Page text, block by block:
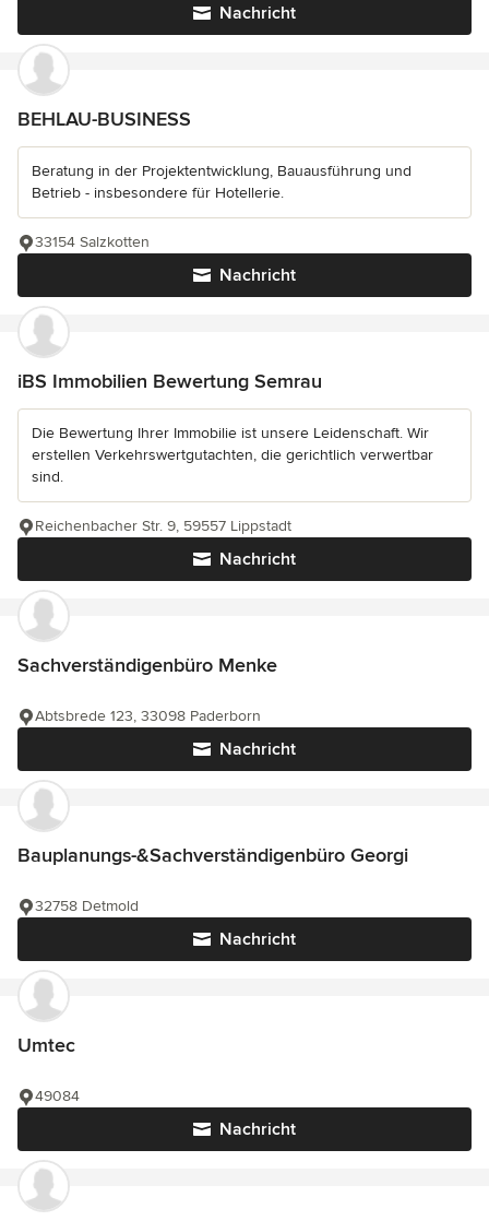
Nachricht
BEHLAU-BUSINESS
Beratung in der Projektentwicklung, Bauausführung und
Betrieb - insbesondere für Hotellerie.
Nachricht
33154 Salzkotten
iBS Immobilien Bewertung Semrau
Die Bewertung Ihrer Immobilie ist unsere Leidenschaft. Wir
erstellen Verkehrswertgutachten, die gerichtlich verwertbar
sind.
Nachricht
Reichenbacher Str. 9, 59557 Lippstadt
Sachverständigenbüro Menke
Nachricht
Abtsbrede 123, 33098 Paderborn
Bauplanungs-&Sachverständigenbüro Georgi
Nachricht
32758 Detmold
Umtec
Nachricht
49084